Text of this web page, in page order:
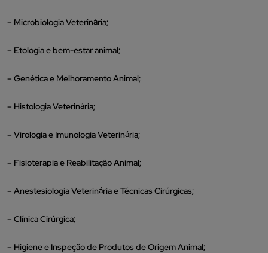
– Microbiologia Veterinária;
– Etologia e bem-estar animal;
– Genética e Melhoramento Animal;
– Histologia Veterinária;
– Virologia e Imunologia Veterinária;
– Fisioterapia e Reabilitação Animal;
– Anestesiologia Veterinária e Técnicas Cirúrgicas;
– Clínica Cirúrgica;
– Higiene e Inspeção de Produtos de Origem Animal;